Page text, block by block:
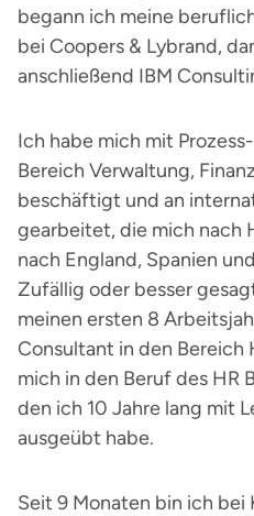
begann ich meine
bei Coopers & Lybrand,
anschließend IBM
Ich habe mich mit
Bereich Verwaltung,
beschäftigt und an
gearbeitet, die mich nach
nach England, Spanien
Zufällig oder besser
meinen ersten 8
Consultant in den Bereich
mich in den Beruf des HR
den ich 10 Jahre lang mit
ausgeübt habe.
Seit 9 Monaten bin ich bei